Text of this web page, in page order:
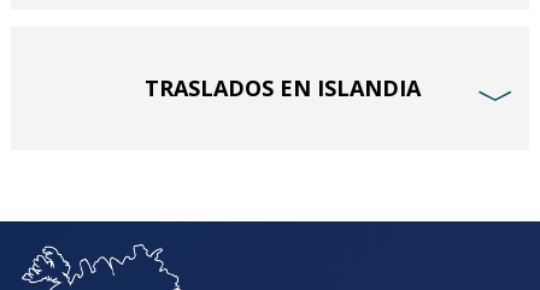
TRASLADOS EN ISLANDIA ﹀